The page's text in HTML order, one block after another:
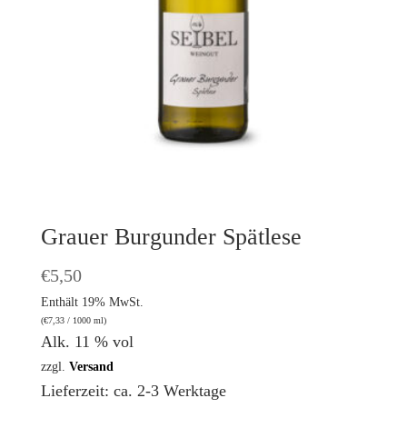
Grauer Burgunder Spätlese
€5,50
Enthält 19% MwSt.
(€7,33/ 1000 ml)
Alk. 11 % vol
zzgl. Versand
Lieferzeit: ca. 2-3 Werktage